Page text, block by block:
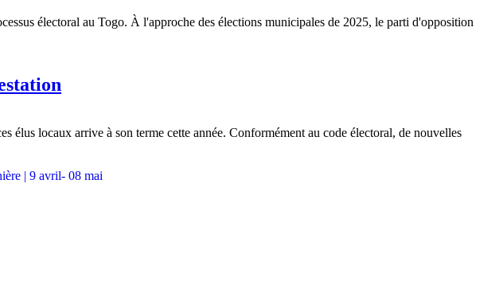
électoral au Togo. À l'approche des élections municipales de 2025, le parti d'opposition
élus locaux arrive à son terme cette année. Conformément au code électoral, de nouvelles